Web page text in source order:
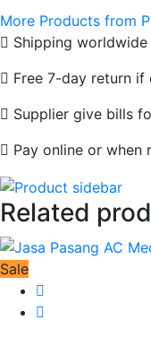
More Products from
Shipping worldwide
Free 7-day return if
Supplier give bills
Pay online or when
Related
Sale